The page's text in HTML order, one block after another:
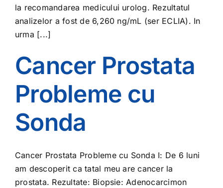
la recomandarea medicului urolog. Rezultatul
analizelor a fost de 6,260 ng/mL (ser ECLIA). In
urma [...]
Cancer Prostata
Probleme cu
Sonda
Cancer Prostata Probleme cu Sonda I: De 6 luni
am descoperit ca tatal meu are cancer la
prostata. Rezultate: Biopsie: Adenocarcimon